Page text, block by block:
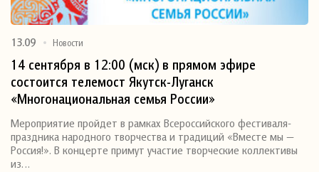
13.09 Новости
14 сентября в 12:00 (мск) в прямом эфире
состоится телемост Якутск-Луганск
«Многонациональная семья России»
Мероприятие пройдет в рамках Всероссийского фестиваля-
праздника народного творчества и традиций «Вместе мы —
Россия!». В концерте примут участие творческие коллективы
из…